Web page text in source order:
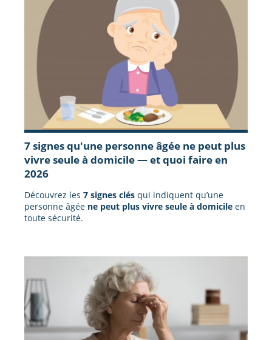
7 signes qu'une personne âgée ne peut plus
vivre seule à domicile — et quoi faire en
2026
Découvrez les 7 signes clés qui indiquent qu’une
personne âgée ne peut plus vivre seule à domicile en
toute sécurité.